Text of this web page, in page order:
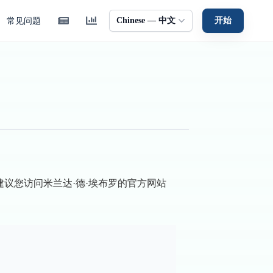
常见问题 Chinese — 中文 开始
您访问米兰达·德·埃布罗的官方网站